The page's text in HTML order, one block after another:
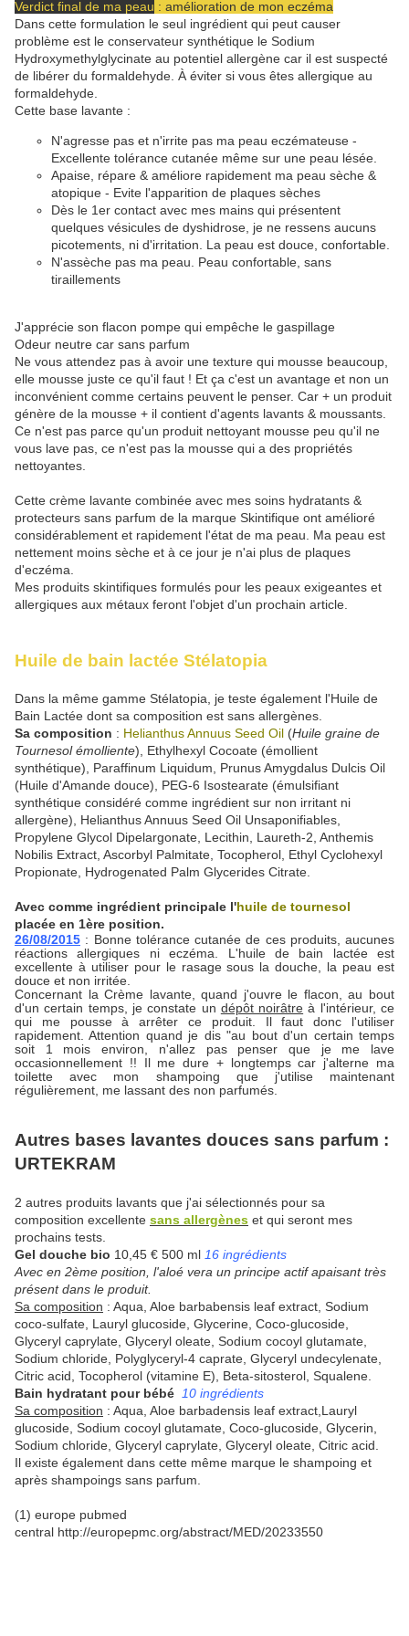
Verdict final de ma peau : amélioration de mon eczéma
Dans cette formulation le seul ingrédient qui peut causer
problème est le conservateur synthétique le Sodium
Hydroxymethylglycinate au potentiel allergène car il est suspecté
de libérer du formaldehyde. À éviter si vous êtes allergique au
formaldehyde.
Cette base lavante :
N'agresse pas et n'irrite pas ma peau eczémateuse -
Excellente tolérance cutanée même sur une peau lésée.
Apaise, répare & améliore rapidement ma peau sèche &
atopique - Evite l'apparition de plaques sèches
Dès le 1er contact avec mes mains qui présentent
quelques vésicules de dyshidrose, je ne ressens aucuns
picotements, ni d'irritation. La peau est douce, confortable.
N'assèche pas ma peau. Peau confortable, sans
tiraillements
J'apprécie son flacon pompe qui empêche le gaspillage
Odeur neutre car sans parfum
Ne vous attendez pas à avoir une texture qui mousse beaucoup,
elle mousse juste ce qu'il faut ! Et ça c'est un avantage et non un
inconvénient comme certains peuvent le penser. Car + un produit
génère de la mousse + il contient d'agents lavants & moussants.
Ce n'est pas parce qu'un produit nettoyant mousse peu qu'il ne
vous lave pas, ce n'est pas la mousse qui a des propriétés
nettoyantes.
Cette crème lavante combinée avec mes soins hydratants &
protecteurs sans parfum de la marque Skintifique ont amélioré
considérablement et rapidement l'état de ma peau. Ma peau est
nettement moins sèche et à ce jour je n'ai plus de plaques
d'eczéma.
Mes produits skintifiques formulés pour les peaux exigeantes et
allergiques aux métaux feront l'objet d'un prochain article.
Huile de bain lactée Stélatopia
Dans la même gamme Stélatopia, je teste également l'Huile de
Bain Lactée dont sa composition est sans allergènes.
Sa composition : Helianthus Annuus Seed Oil (Huile graine de
Tournesol émolliente), Ethylhexyl Cocoate (émollient
synthétique), Paraffinum Liquidum, Prunus Amygdalus Dulcis Oil
(Huile d'Amande douce), PEG-6 Isostearate (émulsifiant
synthétique considéré comme ingrédient sur non irritant ni
allergène), Helianthus Annuus Seed Oil Unsaponifiables,
Propylene Glycol Dipelargonate, Lecithin, Laureth-2, Anthemis
Nobilis Extract, Ascorbyl Palmitate, Tocopherol, Ethyl Cyclohexyl
Propionate, Hydrogenated Palm Glycerides Citrate.
Avec comme ingrédient principale l'huile de tournesol
placée en 1ère position.
26/08/2015 : Bonne tolérance cutanée de ces produits, aucunes
réactions allergiques ni eczéma. L'huile de bain lactée est
excellente à utiliser pour le rasage sous la douche, la peau est
douce et non irritée.
Concernant la Crème lavante, quand j'ouvre le flacon, au bout
d'un certain temps, je constate un dépôt noirâtre à l'intérieur, ce
qui me pousse à arrêter ce produit. Il faut donc l'utiliser
rapidement. Attention quand je dis "au bout d'un certain temps
soit 1 mois environ, n'allez pas penser que je me lave
occasionnellement !! Il me dure + longtemps car j'alterne ma
toilette avec mon shampoing que j'utilise maintenant
régulièrement, me lassant des non parfumés.
Autres bases lavantes douces sans parfum :
URTEKRAM
2 autres produits lavants que j'ai sélectionnés pour sa
composition excellente sans allergènes et qui seront mes
prochains tests.
Gel douche bio 10,45 € 500 ml 16 ingrédients
Avec en 2ème position, l'aloé vera un principe actif apaisant très
présent dans le produit.
Sa composition : Aqua, Aloe barbabensis leaf extract, Sodium
coco-sulfate, Lauryl glucoside, Glycerine, Coco-glucoside,
Glyceryl caprylate, Glyceryl oleate, Sodium cocoyl glutamate,
Sodium chloride, Polyglyceryl-4 caprate, Glyceryl undecylenate,
Citric acid, Tocopherol (vitamine E), Beta-sitosterol, Squalene.
Bain hydratant pour bébé
10 ingrédients
Sa composition : Aqua, Aloe barbadensis leaf extract,Lauryl
glucoside, Sodium cocoyl glutamate, Coco-glucoside, Glycerin,
Sodium chloride, Glyceryl caprylate, Glyceryl oleate, Citric acid.
Il existe également dans cette même marque le shampoing et
après shampoings sans parfum.
(1) europe pubmed
central http://europepmc.org/abstract/MED/20233550